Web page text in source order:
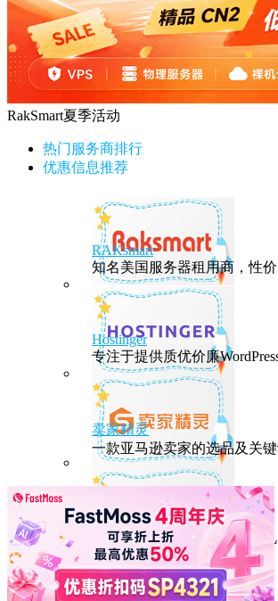
RakSmart夏季活动
热门服务商排行
优惠信息推荐
RAKsmart
知名美国服务器租用商，性价
Hostinger
专注于提供质优价廉
卖家精灵
一款亚马逊卖家的选品及关
HostEase
性能出众的高性价比美国主